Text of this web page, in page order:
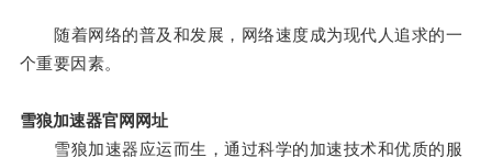
随着网络的普及和发展，网络速度成为现代人追求的一
个重要因素。
雪狼加速器官网网址
雪狼加速器应运而生，通过科学的加速技术和优质的服